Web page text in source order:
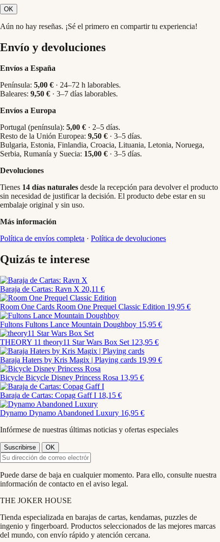
OK
Aún no hay reseñas. ¡Sé el primero en compartir tu experiencia!
Envío y devoluciones
Envíos a España
Península: 5,00 € · 24–72 h laborables.
Baleares: 9,50 € · 3–7 días laborables.
Envíos a Europa
Portugal (península): 5,00 € · 2–5 días.
Resto de la Unión Europea: 9,50 € · 3–5 días.
Bulgaria, Estonia, Finlandia, Croacia, Lituania, Letonia, Noruega,
Serbia, Rumanía y Suecia: 15,00 € · 3–5 días.
Devoluciones
Tienes 14 días naturales desde la recepción para devolver el producto
sin necesidad de justificar la decisión. El producto debe estar en su
embalaje original y sin uso.
Más información
Política de envíos completa · Política de devoluciones
Quizás te interese
Baraja de Cartas: Ravn X 20,11 €
Room One Cards Room One Prequel Classic Edition 19,95 €
Fultons Fultons Lance Mountain Doughboy 15,95 €
THEORY 11 theory11 Star Wars Box Set 123,95 €
Baraja Haters by Kris Magix | Playing cards 19,99 €
Bicycle Bicycle Disney Princess Rosa 13,95 €
Baraja de Cartas: Copag Gaff I 18,15 €
Dynamo Dynamo Abandoned Luxury 16,95 €
Infórmese de nuestras últimas noticias y ofertas especiales
Puede darse de baja en cualquier momento. Para ello, consulte nuestra
información de contacto en el aviso legal.
THE JOKER HOUSE
Tienda especializada en barajas de cartas, kendamas, puzzles de
ingenio y fingerboard. Productos seleccionados de las mejores marcas
del mundo, con envío rápido y atención cercana.